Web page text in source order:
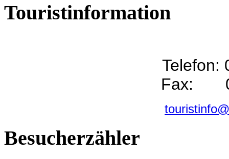
Touristinformation
Telefon:
Fax:
Besucherzähler